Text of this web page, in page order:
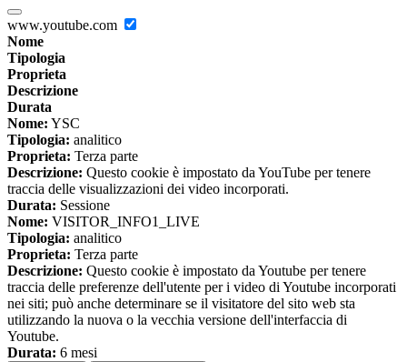
www.youtube.com
Nome
Tipologia
Proprieta
Descrizione
Durata
Nome: YSC
Tipologia: analitico
Proprieta: Terza parte
Descrizione: Questo cookie è impostato da YouTube per tenere
traccia delle visualizzazioni dei video incorporati.
Durata: Sessione
Nome: VISITOR_INFO1_LIVE
Tipologia: analitico
Proprieta: Terza parte
Descrizione: Questo cookie è impostato da Youtube per tenere
traccia delle preferenze dell'utente per i video di Youtube incorporati
nei siti; può anche determinare se il visitatore del sito web sta
utilizzando la nuova o la vecchia versione dell'interfaccia di
Youtube.
Durata: 6 mesi